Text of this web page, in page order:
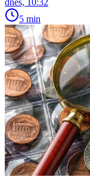
5 min